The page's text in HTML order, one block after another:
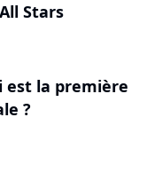
Stars
est la première
?